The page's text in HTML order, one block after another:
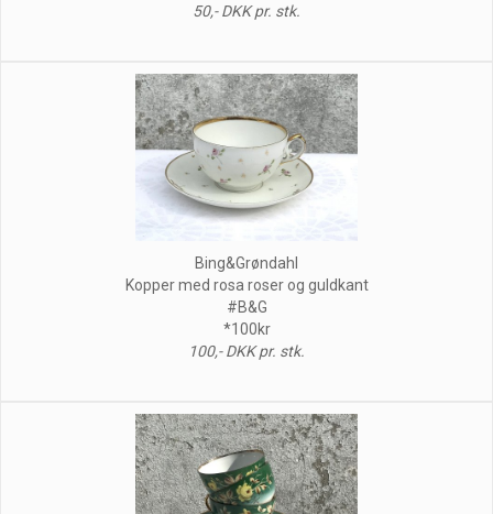
50,- DKK pr. stk.
Bing&Grøndahl
Kopper med rosa roser og guldkant
#B&G
*100kr
100,- DKK pr. stk.